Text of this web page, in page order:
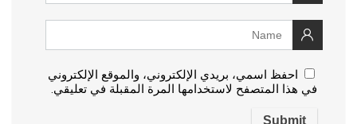
احفظ اسمي، بريدي الإلكتروني، والموقع الإلكتروني
في هذا المتصفح لاستخدامها المرة المقبلة في تعليقي.